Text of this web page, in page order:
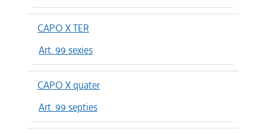
CAPO X TER
Art. 99 sexies
CAPO X quater
Art. 99 septies